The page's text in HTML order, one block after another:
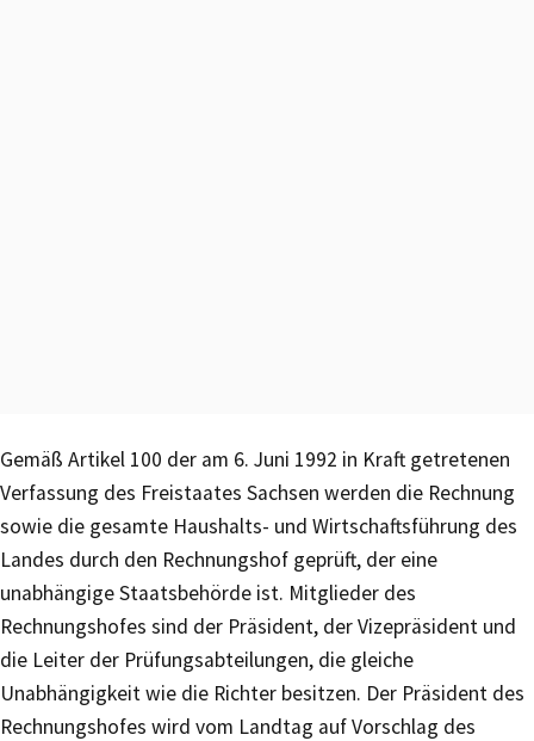
Gemäß Artikel 100 der am 6. Juni 1992 in Kraft getretenen
Verfassung des Freistaates Sachsen werden die Rechnung
sowie die gesamte Haushalts- und Wirtschaftsführung des
Landes durch den Rechnungshof geprüft, der eine
unabhängige Staatsbehörde ist. Mitglieder des
Rechnungshofes sind der Präsident, der Vizepräsident und
die Leiter der Prüfungsabteilungen, die gleiche
Unabhängigkeit wie die Richter besitzen. Der Präsident des
Rechnungshofes wird vom Landtag auf Vorschlag des